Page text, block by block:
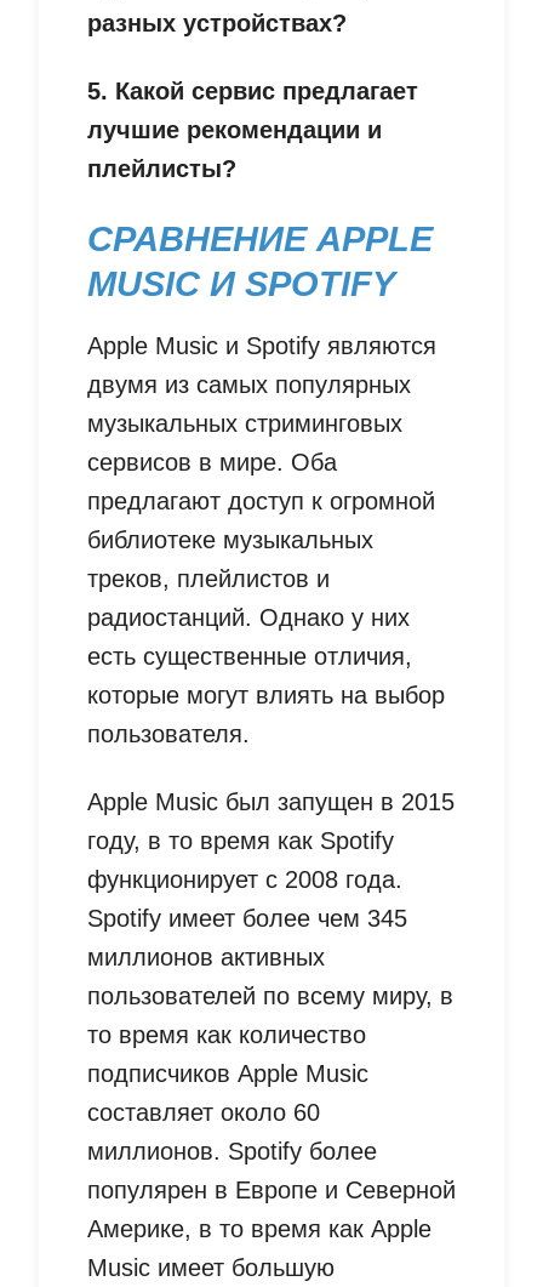
разных устройствах?
5. Какой сервис предлагает
лучшие рекомендации и
плейлисты?
СРАВНЕНИЕ APPLE
MUSIC И SPOTIFY
Apple Music и Spotify являются
двумя из самых популярных
музыкальных стриминговых
сервисов в мире. Оба
предлагают доступ к огромной
библиотеке музыкальных
треков, плейлистов и
радиостанций. Однако у них
есть существенные отличия,
которые могут влиять на выбор
пользователя.
Apple Music был запущен в 2015
году, в то время как Spotify
функционирует с 2008 года.
Spotify имеет более чем 345
миллионов активных
пользователей по всему миру, в
то время как количество
подписчиков Apple Music
составляет около 60
миллионов. Spotify более
популярен в Европе и Северной
Америке, в то время как Apple
Music имеет большую